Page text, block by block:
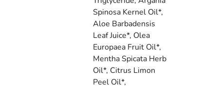
Spinosa Kernel Oil*,
Aloe Barbadensis
Leaf Juice*, Olea
Europaea Fruit Oil*,
Mentha Spicata Herb
Oil*, Citrus Limon
Peel Oil*,